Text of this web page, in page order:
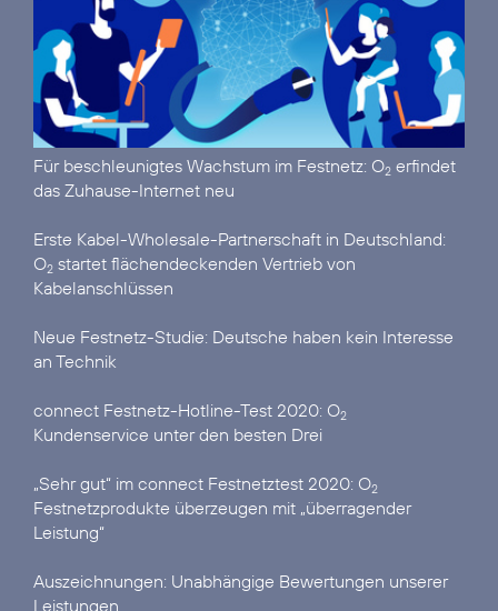
Für beschleunigtes Wachstum im Festnetz: O2 erfindet
das Zuhause-Internet neu
Erste Kabel-Wholesale-Partnerschaft in Deutschland:
O2 startet flächendeckenden Vertrieb von
Kabelanschlüssen
Neue Festnetz-Studie: Deutsche haben kein Interesse
an Technik
connect Festnetz-Hotline-Test 2020: O2
Kundenservice unter den besten Drei
„Sehr gut“ im connect Festnetztest 2020: O2
Festnetzprodukte überzeugen mit „überragender
Leistung“
Auszeichnungen: Unabhängige Bewertungen unserer